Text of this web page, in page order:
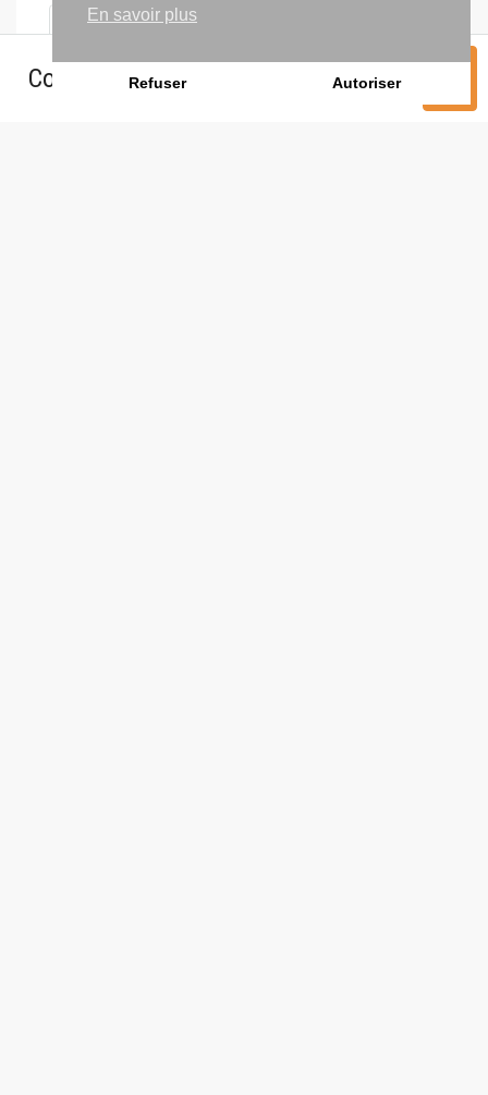
Contacter l'agence
En savoir plus
Refuser Autoriser